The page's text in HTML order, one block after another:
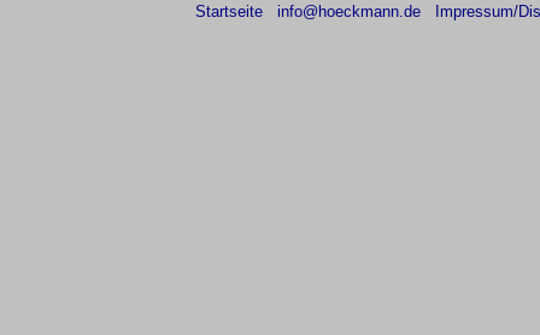
Startseite info@hoeckmann.de Impressum/